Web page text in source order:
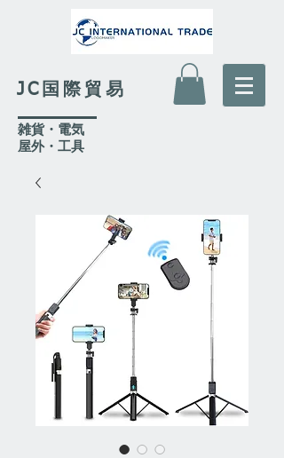
JC国際貿易
​雑貨・電気
​屋外・工具